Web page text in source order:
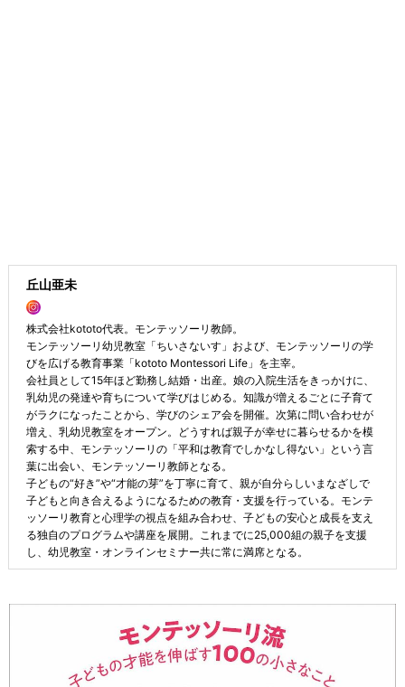
丘山亜未
株式会社kototo代表。モンテッソーリ教師。
モンテッソーリ幼児教室「ちいさないす」および、モンテッソーリの学
びを広げる教育事業「kototo Montessori Life」を主宰。
会社員として15年ほど勤務し結婚・出産。娘の入院生活をきっかけに、
乳幼児の発達や育ちについて学びはじめる。知識が増えるごとに子育て
がラクになったことから、学びのシェア会を開催。次第に問い合わせが
増え、乳幼児教室をオープン。どうすれば親子が幸せに暮らせるかを模
索する中、モンテッソーリの「平和は教育でしかなし得ない」という言
葉に出会い、モンテッソーリ教師となる。
子どもの“好き”や“才能の芽”を丁寧に育て、親が自分らしいまなざしで
子どもと向き合えるようになるための教育・支援を行っている。モンテ
ッソーリ教育と心理学の視点を組み合わせ、子どもの安心と成長を支え
る独自のプログラムや講座を展開。これまでに25,000組の親子を支援
し、幼児教室・オンラインセミナー共に常に満席となる。